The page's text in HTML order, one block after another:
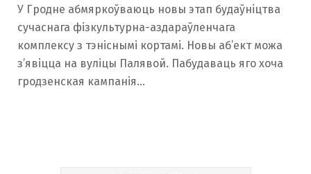
У Гродне абмяркоўваюць новы этап будаўніцтва
сучаснага фізкультурна-аздараўленчага
комплексу з тэніснымі кортамі. Новы аб’ект можа
з’явіцца на вуліцы Палявой. Пабудаваць яго хоча
гродзенская кампанія…